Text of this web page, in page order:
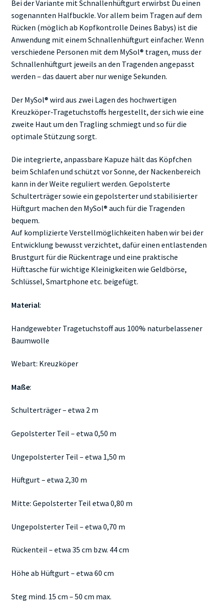
Bei der Variante mit Schnallenhüftgurt erwirbst Du einen
sogenannten Halfbuckle. Vor allem beim Tragen auf dem
Rücken (möglich ab Kopfkontrolle Deines Babys) ist die
Anwendung mit einem Schnallenhüftgurt einfacher. Wenn
verschiedene Personen mit dem MySol® tragen, muss der
Schnallenhüftgurt jeweils an den Tragenden angepasst
werden – das dauert aber nur wenige Sekunden.
Der MySol® wird aus zwei Lagen des hochwertigen
Kreuzköper-Tragetuchstoffs hergestellt, der sich wie eine
zweite Haut um den Tragling schmiegt und so für die
optimale Stützung sorgt.
Die integrierte, anpassbare Kapuze hält das Köpfchen
beim Schlafen und schützt vor Sonne, der Nackenbereich
kann in der Weite reguliert werden. Gepolsterte
Schulterträger sowie ein gepolsterter und stabilisierter
Hüftgurt machen den MySol® auch für die Tragenden
bequem.
Auf komplizierte Verstellmöglichkeiten haben wir bei der
Entwicklung bewusst verzichtet, dafür einen entlastenden
Brustgurt für die Rückentrage und eine praktische
Hüfttasche für wichtige Kleinigkeiten wie Geldbörse,
Schlüssel, Smartphone etc. beigefügt.
Material:
Handgewebter Tragetuchstoff aus 100% naturbelassener
Baumwolle
Webart: Kreuzköper
Maße:
Schulterträger – etwa 2 m
Gepolsterter Teil – etwa 0,50 m
Ungepolsterter Teil – etwa 1,50 m
Hüftgurt – etwa 2,30 m
Mitte: Gepolsterter Teil etwa 0,80 m
Ungepolsterter Teil – etwa 0,70 m
Rückenteil – etwa 35 cm bzw. 44 cm
Höhe ab Hüftgurt – etwa 60 cm
Steg mind. 15 cm – 50 cm max.